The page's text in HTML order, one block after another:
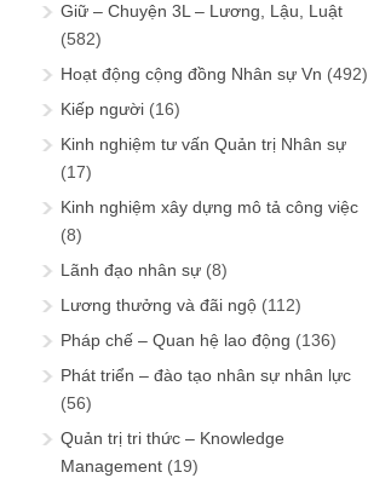
Giữ – Chuyện 3L – Lương, Lậu, Luật
(582)
Hoạt động cộng đồng Nhân sự Vn (492)
Kiếp người (16)
Kinh nghiệm tư vấn Quản trị Nhân sự
(17)
Kinh nghiệm xây dựng mô tả công việc
(8)
Lãnh đạo nhân sự (8)
Lương thưởng và đãi ngộ (112)
Pháp chế – Quan hệ lao động (136)
Phát triển – đào tạo nhân sự nhân lực
(56)
Quản trị tri thức – Knowledge
Management (19)